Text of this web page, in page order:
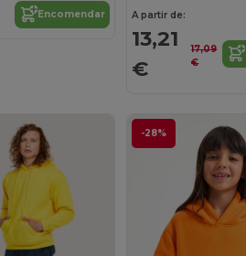
Encomendar
A partir de:
13,21
€
17,09
€
-28%